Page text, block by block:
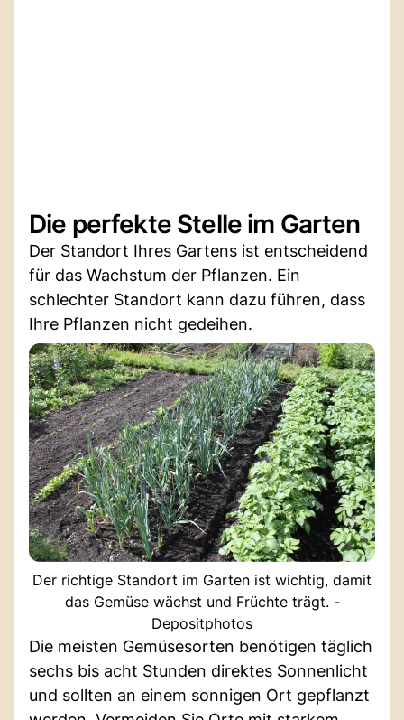
Die perfekte Stelle im Garten
Der Standort Ihres Gartens ist entscheidend
für das Wachstum der Pflanzen. Ein
schlechter Standort kann dazu führen, dass
Ihre Pflanzen nicht gedeihen.
Der richtige Standort im Garten ist wichtig, damit
das Gemüse wächst und Früchte trägt. -
Depositphotos
Die meisten Gemüsesorten benötigen täglich
sechs bis acht Stunden direktes Sonnenlicht
und sollten an einem sonnigen Ort gepflanzt